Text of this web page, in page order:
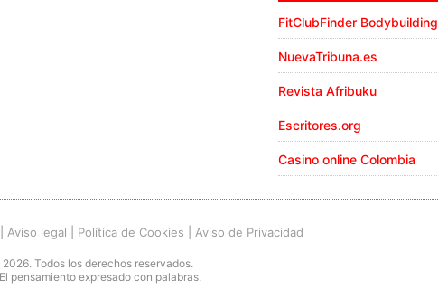
FitClubFinder Bodybuilding
NuevaTribuna.es
Revista Afribuku
Escritores.org
Casino online Colombia
Aviso legal Política de Cookies Aviso de Privacidad
Todos los derechos reservados.
pensamiento expresado con palabras.